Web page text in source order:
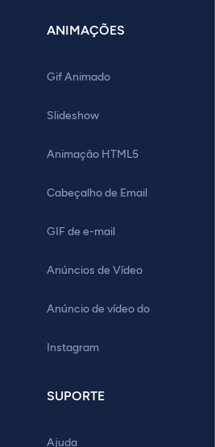
ANIMAÇÕES
Gif Animado
Slideshow
Animação HTML5
Cabeçalho de Email
GIF de e-mail
Anúncios de Vídeo
Anúncio de vídeo do
Instagram
SUPORTE
Ajuda